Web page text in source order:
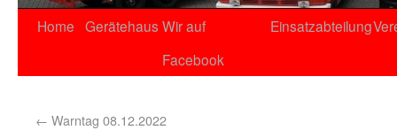
Home Gerätehaus Wir auf
Facebook
Einsatzabteilung
← Warntag 08.12.2022